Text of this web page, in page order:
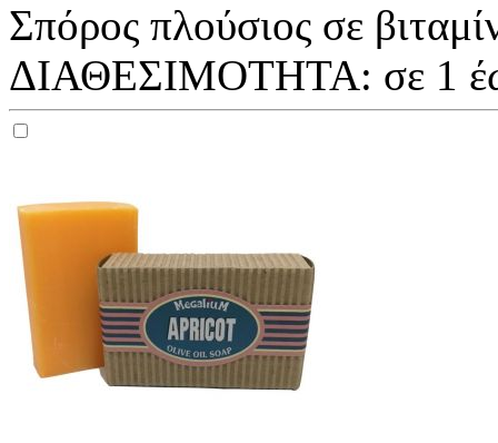
Σπόρος πλούσιος σε
ΔΙΑΘΕΣΙΜΟΤΗΤΑ: σε 1